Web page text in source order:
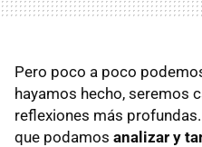
Pero poco a poco
hayamos hecho, seremos
reflexiones más
que podamos analizar y